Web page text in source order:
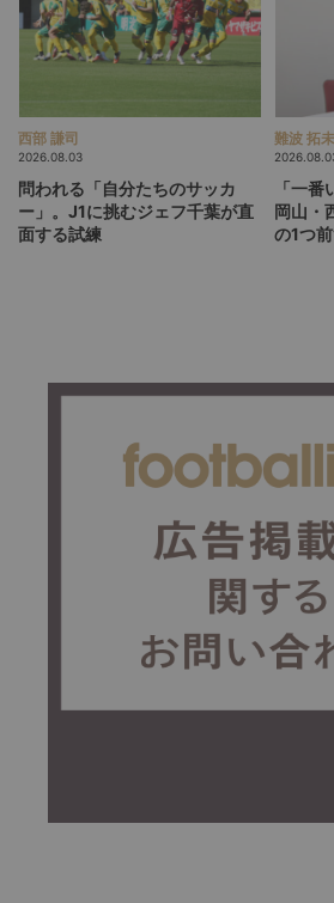
西部 謙司
2026.08.03
問われる「自分たちのサッカ
ー」。J1に挑むジェフ千葉が直
面する試練
難波 拓未
「一番
岡山・
の1つ